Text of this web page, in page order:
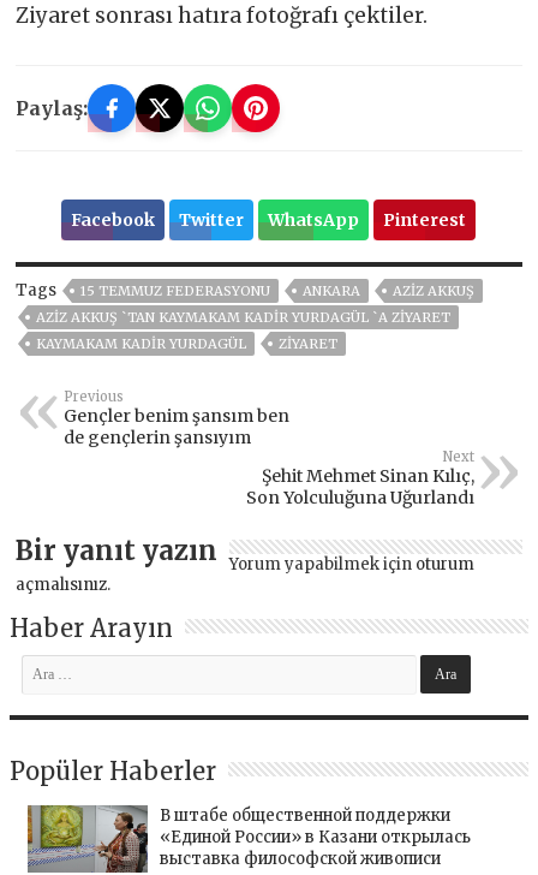
Ziyaret sonrası hatıra fotoğrafı çektiler.
Paylaş:
Facebook Twitter WhatsApp Pinterest
Tags 15 TEMMUZ FEDERASYONU ANKARA
AZİZ AKKUŞ
AZIZ AKKUŞ `TAN KAYMAKAM KADIR YURDAGÜL `A ZIYARET
KAYMAKAM KADIR YURDAGÜL
ZIYARET
Previous
Gençler benim şansım ben
de gençlerin şansıyım
Next
Şehit Mehmet Sinan Kılıç,
Son Yolculuğuna Uğurlandı
Bir yanıt yazın Yorum yapabilmek için oturum
açmalısınız.
Haber Arayın
Popüler Haberler
В штабе общественной поддержки
«Единой России» в Казани открылась
выставка философской живописи